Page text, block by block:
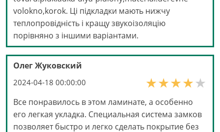
volokno,korok. Ці підкладки мають нижчу
теплопровідність і кращу звукоізоляцію
порівняно з іншими варіантами.
Олег Жуковский
2024-04-18 00:00:00
Все понравилось в этом ламинате, а особенно
его легкая укладка. Специальная система замков
позволяет быстро и легко сделать покрытие без